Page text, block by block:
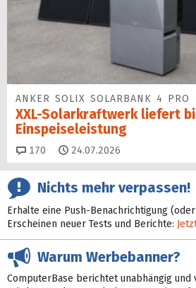
ANKER SOLIX SOLARBANK 4 PRO
XXL-Solarkraftwerk liefert
Einspeise­leistung
170 Kommentare
24.07.2026
Nichts mehr verpassen!
Erhalte eine Push-Benachrichtigung
Erscheinen neuer Tests und Berichte:
Warum Werbebanner?
ComputerBase berichtet unabhängig